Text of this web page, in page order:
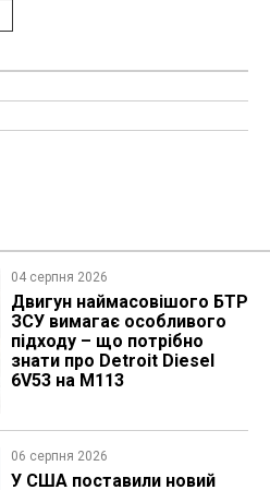
04 серпня 2026
​Двигун наймасовішого БТР
ЗСУ вимагає особливого
підходу – що потрібно
знати про Detroit Diesel
6V53 на M113
06 серпня 2026
У США поставили новий